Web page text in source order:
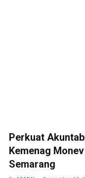
Perkuat
Kemenag
Semarang